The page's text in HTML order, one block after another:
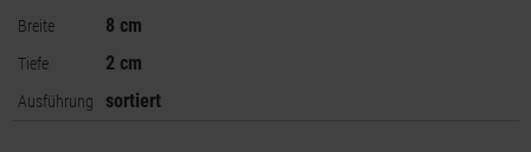
Breite 8 cm
Tiefe 2 cm
Ausführung sortiert